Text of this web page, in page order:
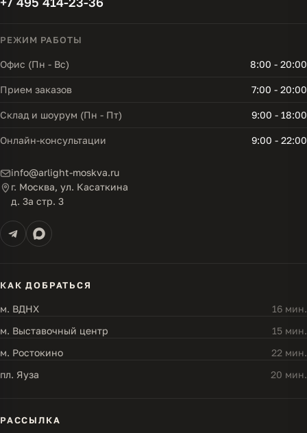
РЕЖИМ РАБОТЫ
Офис (Пн - Вс) 8:00 - 20:00
Прием заказов 7:00 - 20:00
Склад и шоурум (Пн - Пт) 9:00 - 18:00
Онлайн-консультации 9:00 - 22:00
info@arlight-moskva.ru
г. Москва, ул. Касаткина
д. 3а стр. 3
КАК ДОБРАТЬСЯ
м. ВДНХ
16 мин.
м. Выставочный центр
15 мин.
м. Ростокино
22 мин.
пл. Яуза
20 мин.
РАССЫЛКА